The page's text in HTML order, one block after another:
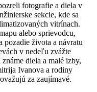
fotografie a diela v
sekcie, kde sa
vitrínach.
alebo sprievodcu,
pozadie života a návratu
v nedeľu zvážte
diela a malé izby,
Ivanova a rodiny
za zaujímavé.